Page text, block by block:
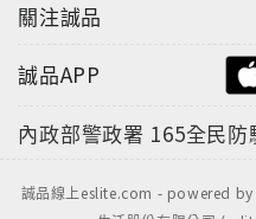
關注誠品
誠品APP
內政部警政署 165全民防
誠品線上eslite.com - powered